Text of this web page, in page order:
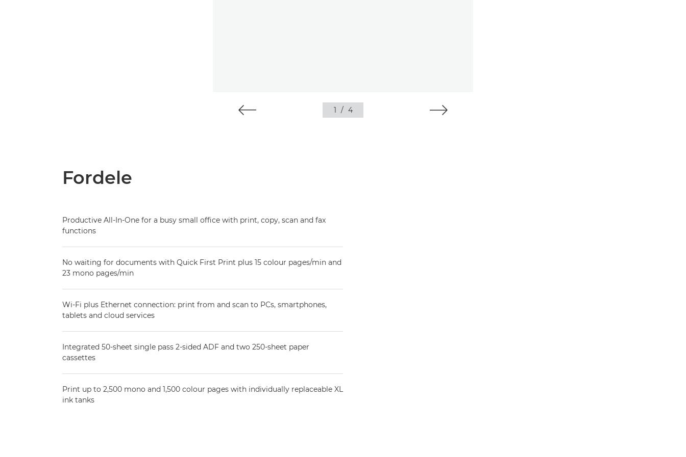
1 / 4
Fordele
Productive All-In-One for a busy small office with print, copy, scan and fax
functions
No waiting for documents with Quick First Print plus 15 colour pages/min and
23 mono pages/min
Wi-Fi plus Ethernet connection: print from and scan to PCs, smartphones,
tablets and cloud services
Integrated 50-sheet single pass 2-sided ADF and two 250-sheet paper
cassettes
Print up to 2,500 mono and 1,500 colour pages with individually replaceable XL
ink tanks